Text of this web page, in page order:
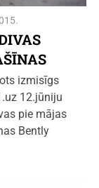
izmisīgs
12.jūniju
pie mājas
Bently